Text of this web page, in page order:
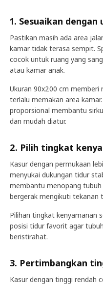
1. Sesuaikan
Pastikan masih ada area
kamar tidak terasa sempit.
cocok untuk ruang yang
atau kamar anak.
Ukuran 90x200 cm memberi
terlalu memakan area
proporsional membantu
dan mudah diatur.
2. Pilih tingkat
Kasur dengan permukaan
menyukai dukungan tidur
membantu menopang tubuh
bergerak mengikuti tekanan
Pilihan tingkat kenyamanan
posisi tidur favorit agar
beristirahat.
3. Pertimbangkan
Kasur dengan tinggi rendah